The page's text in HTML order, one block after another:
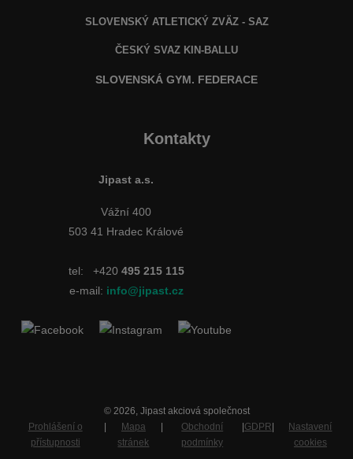
SLOVENSKÝ ATLETICKÝ ZVÄZ- SAZ
ČESKÝ SVAZ KIN-BALLU
SLOVENSKÁ GYM. FEDERACE
Kontakty
Jipast a.s.
Vážní 400
503 41 Hradec Králové
tel: +420 495 215 115
e-mail: info@jipast.cz
© 2026, Jipast akciová společnost
Prohlášení o
přístupnosti
|
Mapa
stránek
|
Obchodní
podmínky
|GDPR|
Nastavení
cookies